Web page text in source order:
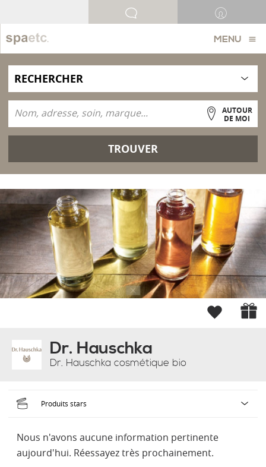
MENU
AUTOUR
DE MOI
TROUVER
Dr. Hauschka
Dr. Hauschka cosmétique bio
Nous n'avons aucune information pertinente
aujourd'hui. Réessayez très prochainement.